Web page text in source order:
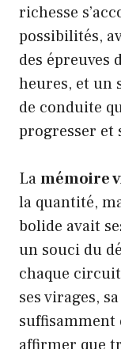
richesse
possibilités,
des épreuves
heures, et un
de conduite
progresser et
Lamémoire
la quantité,
bolide avait
un souci du
chaque
ses virages,
suffisamment
affirmer que